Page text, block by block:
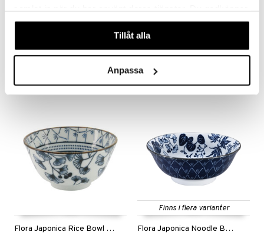
våra cookies vid fortsatt användande av vår webbplats.
Tillåt alla
Anpassa
Eva Skål 24cm
BJØRN WIINBLAD
595
Flora Japonica Rice Bowl 12cm
Finns i flera varianter
Flora Japonica Noodle Bowl 20.3cm